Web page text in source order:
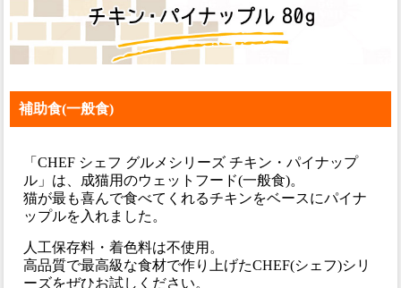
補助食(一般食)
「CHEF シェフ グルメシリーズ チキン・パイナップ
ル」は、成猫用のウェットフード(一般食)。
猫が最も喜んで食べてくれるチキンをベースにパイナ
ップルを入れました。
人工保存料・着色料は不使用。
高品質で最高級な食材で作り上げたCHEF(シェフ)シリ
ーズをぜひお試しください。